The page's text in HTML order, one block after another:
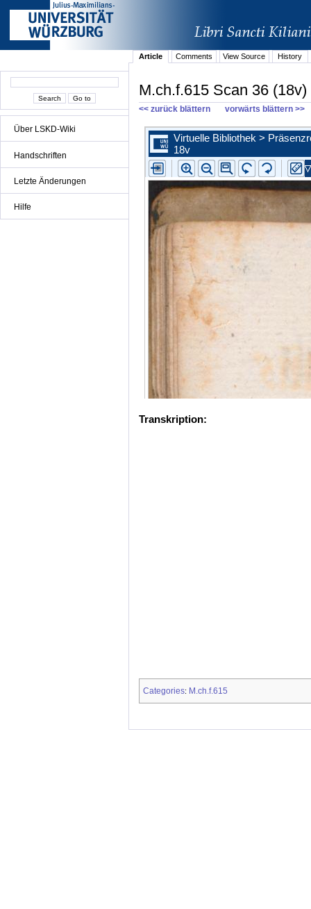
Über LSKD-Wiki
Handschriften
Letzte Änderungen
Hilfe
Article Comments View Source History
M.ch.f.615 Scan 36 (18v)
<< zurück blättern vorwärts blättern >>
Transkription:
Categories: M.ch.f.615